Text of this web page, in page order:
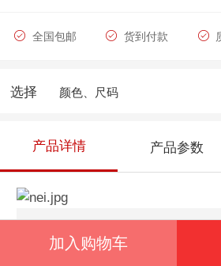
全国包邮 货到付款
选择 颜色、尺码
产品详情 产品参数
加入购物车